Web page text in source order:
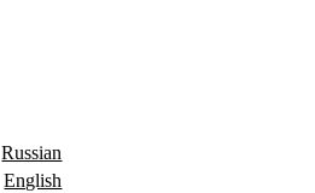
Russian
English